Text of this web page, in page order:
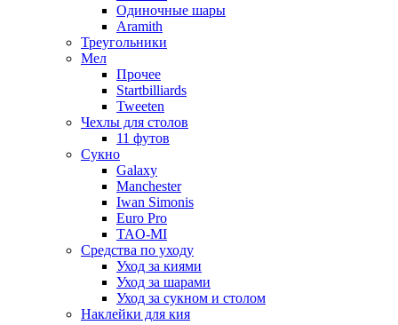
Одиночные шары
Aramith
Треугольники
Мел
Прочее
Startbilliards
Tweeten
Чехлы для столов
11 футов
Сукно
Galaxy
Manchester
Iwan Simonis
Euro Pro
TAO-MI
Средства по уходу
Уход за киями
Уход за шарами
Уход за сукном и столом
Наклейки для кия